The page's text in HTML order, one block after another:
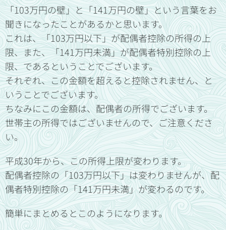
「103万円の壁」と「141万円の壁」という言葉をお
聞きになったことがあるかと思います。
これは、「103万円以下」が配偶者控除の所得の上
限、また、「141万円未満」が配偶者特別控除の上
限、であるということでございます。
それぞれ、この金額を超えると控除されません、と
いうことでございます。
ちなみにこの金額は、配偶者の所得でございます。
世帯主の所得ではございませんので、ご注意くださ
い。
平成30年から、この所得上限が変わります。
配偶者控除の「103万円以下」は変わりませんが、配
偶者特別控除の「141万円未満」が変わるのです。
簡単にまとめるとこのようになります。